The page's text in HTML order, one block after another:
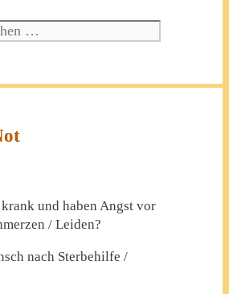
und haben Angst vor
/ Leiden?
nach Sterbehilfe /